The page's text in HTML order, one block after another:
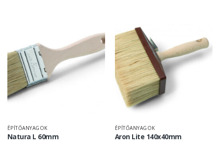
ÉPÍTŐANYAGOK
Natura L 60mm
ÉPÍTŐANYAGOK
Aron Lite 140x40mm